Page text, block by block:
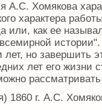
А.С. Хомякова
характера
или, как ее
но завершить
лет его жизни
1860 г. А.С.